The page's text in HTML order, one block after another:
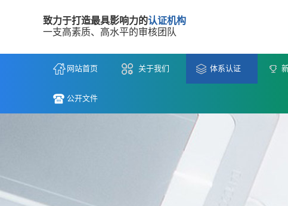
致力于打造最具影响力的认证机构
一支高素质、高水平的审核团队
网站首页 关于我们 体系认证
公开文件